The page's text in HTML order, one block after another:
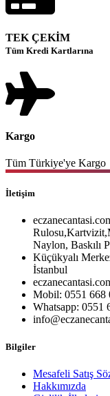
TEK ÇEKİM
Tüm Kredi Kartlarına
Kargo
Tüm Türkiye'ye Kargo
İletişim
Naylon, Baskılı
Küçükyalı
İstanbul
Mobil: 0551 668
Whatsapp: 0551
Bilgiler
Mesafeli Satış
Hakkımızda